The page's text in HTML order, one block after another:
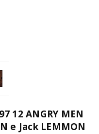
12 ANGRY MEN
e Jack LEMMON